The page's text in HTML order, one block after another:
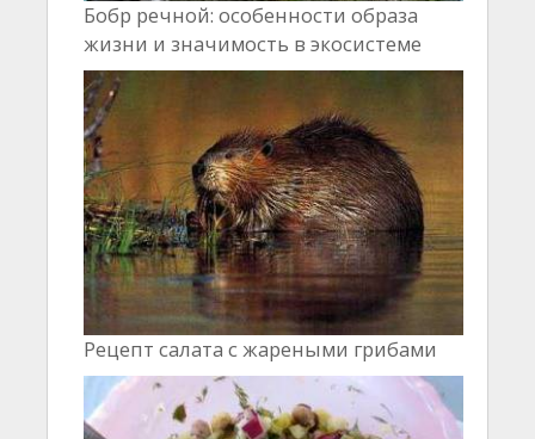
Бобр речной: особенности образа
жизни и значимость в экосистеме
Рецепт салата с жареными грибами